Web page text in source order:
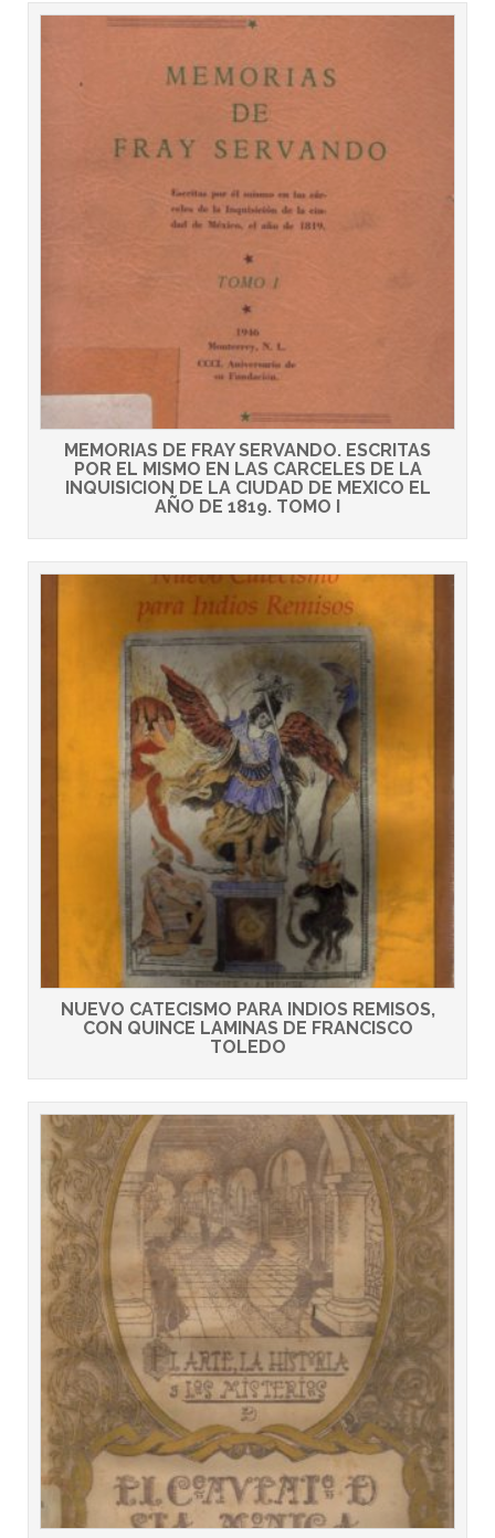
MEMORIAS DE FRAY SERVANDO. ESCRITAS
POR EL MISMO EN LAS CARCELES DE LA
INQUISICION DE LA CIUDAD DE MEXICO EL
AÑO DE 1819. TOMO I
NUEVO CATECISMO PARA INDIOS REMISOS,
CON QUINCE LAMINAS DE FRANCISCO
TOLEDO